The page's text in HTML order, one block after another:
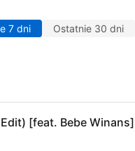
7 dni Ostatnie 30 dni
[feat. Bebe Winans]